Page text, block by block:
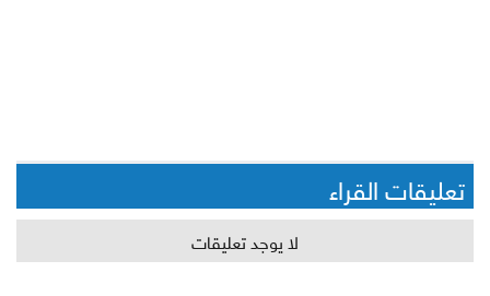
تعليقات القراء
لا يوجد تعليقات